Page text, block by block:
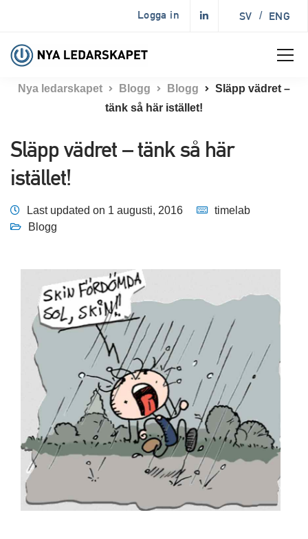
Logga in SV / ENG
Nya ledarskapet Blogg Blogg
Släpp vädret –
tänk så här istället!
Släpp vädret – tänk så här
istället!
Last updated on 1 augusti, 2016
timelab
Blogg